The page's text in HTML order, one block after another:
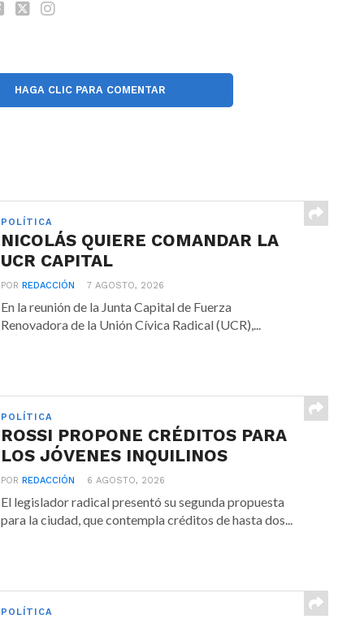
HAGA CLIC PARA COMENTAR
POLÍTICA
NICOLÁS QUIERE COMANDAR LA
UCR CAPITAL
PORREDACCIÓN 7 AGOSTO, 2026
En la reunión de la Junta Capital de Fuerza
Renovadora de la Unión Cívica Radical (UCR),...
POLÍTICA
ROSSI PROPONE CRÉDITOS PARA
LOS JÓVENES INQUILINOS
PORREDACCIÓN 6 AGOSTO, 2026
El legislador radical presentó su segunda propuesta
para la ciudad, que contempla créditos de hasta dos...
POLÍTICA